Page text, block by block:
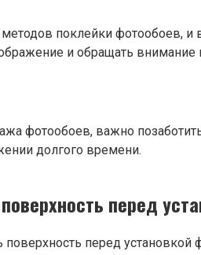
поклейки фотообоев,
и обращать внимание
фотообоев, важно
долгого времени.
перед